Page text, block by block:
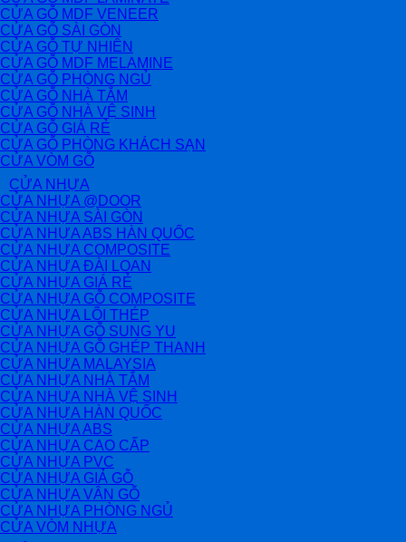
CỬA GỖ MDF VENEER
CỬA GỖ SÀI GÒN
CỬA GỖ TỰ NHIÊN
CỬA GỖ MDF MELAMINE
CỬA GỖ PHÒNG NGỦ
CỬA GỖ NHÀ TẮM
CỬA GỖ NHÀ VỆ SINH
CỬA GỖ GIÁ RẺ
CỬA GỖ PHÒNG KHÁCH SẠN
CỬA VÒM GỖ
CỬA NHỰA
CỬA NHỰA @DOOR
CỬA NHỰA SÀI GÒN
CỬA NHỰA ABS HÀN QUỐC
CỬA NHỰA COMPOSITE
CỬA NHỰA ĐÀI LOAN
CỬA NHỰA GIÁ RẺ
CỬA NHỰA GỖ COMPOSITE
CỬA NHỰA LÕI THÉP
CỬA NHỰA GỖ SUNG YU
CỬA NHỰA GỖ GHÉP THANH
CỬA NHỰA MALAYSIA
CỬA NHỰA NHÀ TẮM
CỬA NHỰA NHÀ VỆ SINH
CỬA NHỰA HÀN QUỐC
CỬA NHỰA ABS
CỬA NHỰA CAO CẤP
CỬA NHỰA PVC
CỬA NHỰA GIẢ GỖ
CỬA NHỰA VÂN GỖ
CỬA NHỰA PHÒNG NGỦ
CỬA VÒM NHỰA